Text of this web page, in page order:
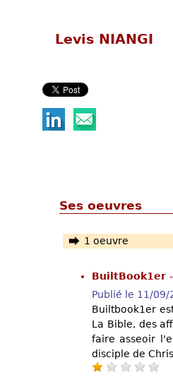
Levis NIANGI
Ses oeuvres
1 oeuvre
BuiltBook1er -
Publié le 11/09/
Builtbook1er
La Bible, des
faire asseoir
disciple de